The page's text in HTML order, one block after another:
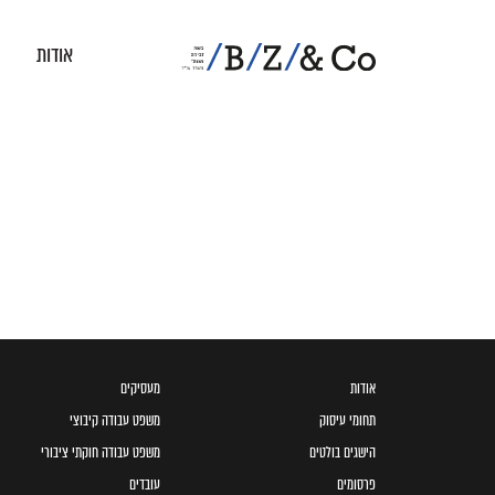
אודות
אודות
תחומי עיסוק
הישגים בולטים
פרסומים
מעסיקים
משפט עבודה קיבוצי
משפט עבודה חוקתי ציבורי
עובדים